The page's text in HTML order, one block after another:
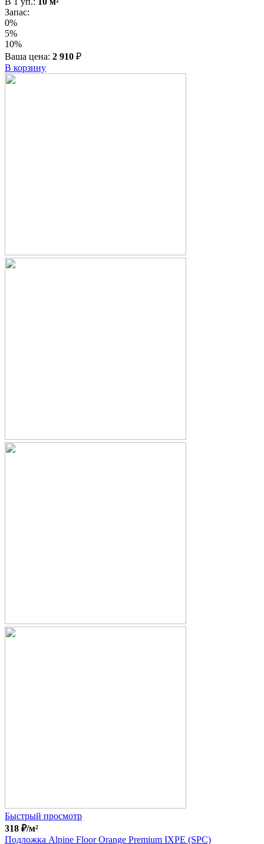
Запас:
0%
5%
10%
Ваша цена: 2 910 ₽
В корзину
Быстрый просмотр
318 ₽/м²
Подложка Alpine Floor Orange Premium IXPE (SPC)